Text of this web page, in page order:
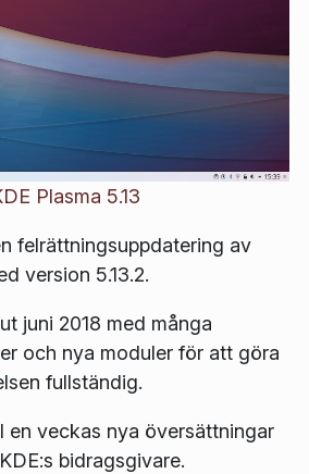
Plasma 5.13
felrättningsuppdatering av
version 5.13.2.
juni 2018 med många
och nya moduler för att göra
fullständig.
en veckas nya översättningar
bidragsgivare.